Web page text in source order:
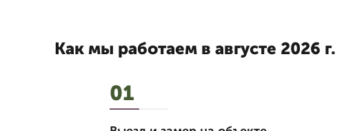
Как мы работаем в августе 2026 г.
01